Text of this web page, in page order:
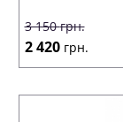
3 150грн.
2 420 грн.